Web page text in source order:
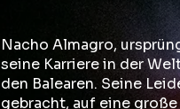
Nacho Almagro,
seine Karriere in der
den Balearen. Seine
gebracht, auf eine